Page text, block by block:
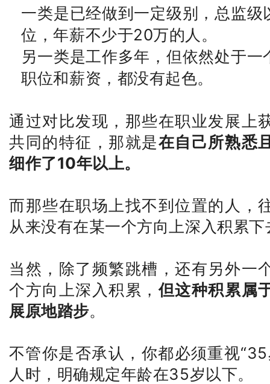
一类是已经做到一定级别，总监
位，年薪不少于20万的人。
另一类是工作多年，但依然处于
职位和薪资，都没有起色。
通过对比发现，那些在职业发展上
共同的特征，那就是在自己所熟悉
细作了10年以上。
而那些在职场上找不到位置的人，
从来没有在某一个方向上深入积累下
当然，除了频繁跳槽，还有另外一
个方向上深入积累，但这种积累属
展原地踏步。
不管你是否承认，你都必须重视
人时，明确规定年龄在35岁以下。